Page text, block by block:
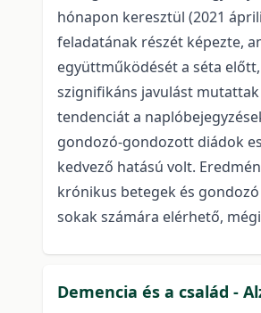
hónapon keresztül (2021
feladatának részét képezte,
együttműködését a séta
szignifikáns javulást
tendenciát a
gondozó-gondozott diádok
kedvező hatású volt.
krónikus betegek és
sokak számára elérhető,
Demencia és a család -